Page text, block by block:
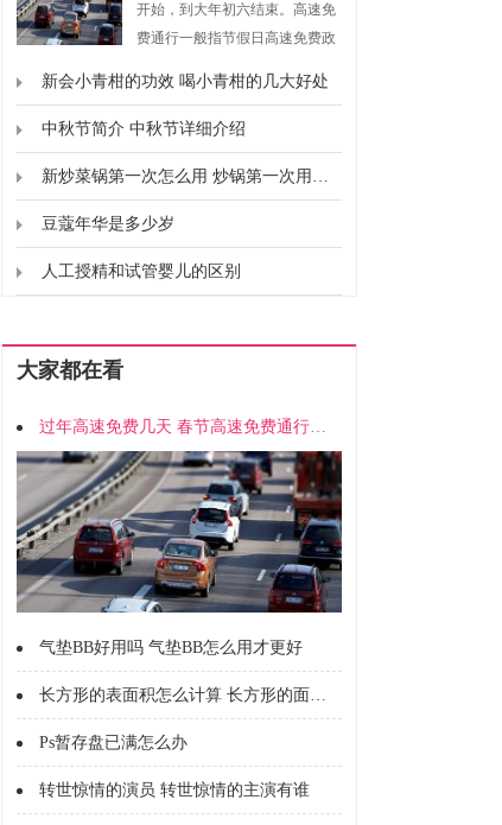
开始，到大年初六结束。高速免
费通行一般指节假日高速免费政
假日免收小型客车通行费实施方
案》规定，高速免费通行的时间
为春节、清明节、劳动节、国庆
上述法定节假日连休日。
新会小青柑的功效 喝小青柑的几大好处
中秋节简介 中秋节详细介绍
新炒菜锅第一次怎么用 炒锅第一次用要怎么弄
豆蔻年华是多少岁
人工授精和试管婴儿的区别
大家都在看
过年高速免费几天 春节高速免费通行时间
气垫BB好用吗 气垫BB怎么用才更好
长方形的表面积怎么计算 长方形的面积怎么计算的
Ps暂存盘已满怎么办
转世惊情的演员 转世惊情的主演有谁